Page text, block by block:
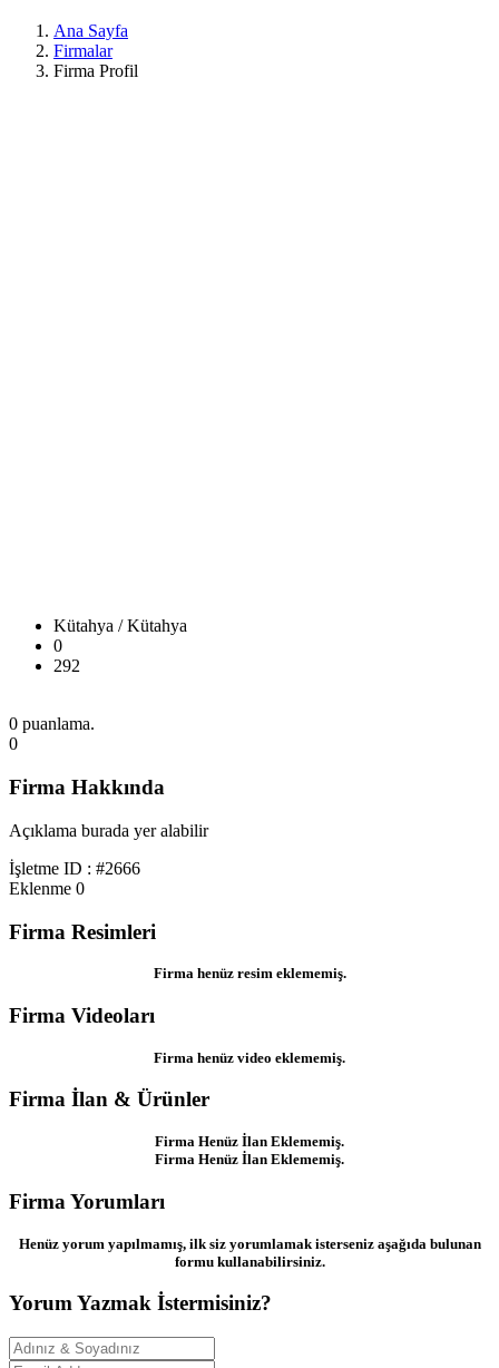
Ana Sayfa
Firmalar
Firma Profil
Kütahya / Kütahya
0
292
0 puanlama.
0
Firma Hakkında
Açıklama burada yer alabilir
İşletme ID : #2666
Eklenme 0
Firma Resimleri
Firma henüz resim eklememiş.
Firma Videoları
Firma henüz video eklememiş.
Firma İlan & Ürünler
Firma Henüz İlan Eklememiş.
Firma Henüz İlan Eklememiş.
Firma Yorumları
Henüz yorum yapılmamış, ilk siz yorumlamak isterseniz aşağıda bulunan
formu kullanabilirsiniz.
Yorum Yazmak İstermisiniz?